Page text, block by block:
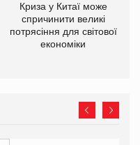
Криза у Китаї може
спричинити великі
потрясіння для світової
економіки